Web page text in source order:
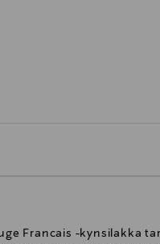
Francais -kynsilakka